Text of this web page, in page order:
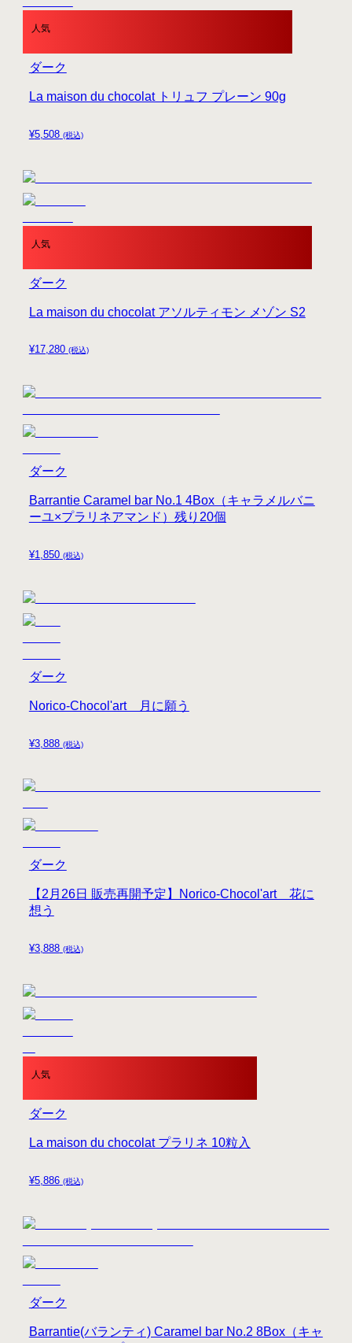
人気
¥5,508 (税込)
La maison du chocolat トリュフ プレーン 90g
ダーク
人気
¥17,280 (税込)
La maison du chocolat アソルティモン メゾン S2
ダーク
¥1,850 (税込)
Barrantie Caramel bar No.1 4Box（キャラメルバニ
ーユ×プラリネアマンド）残り20個
ダーク
¥3,888 (税込)
Norico-Chocol'art 月に願う
ダーク
¥3,888 (税込)
【2月26日 販売再開予定】Norico-Chocol'art 花に
想う
ダーク
人気
¥5,886 (税込)
La maison du chocolat プラリネ 10粒入
ダーク
Barrantie(バランティ) Caramel bar No.2 8Box（キャ
ダーク